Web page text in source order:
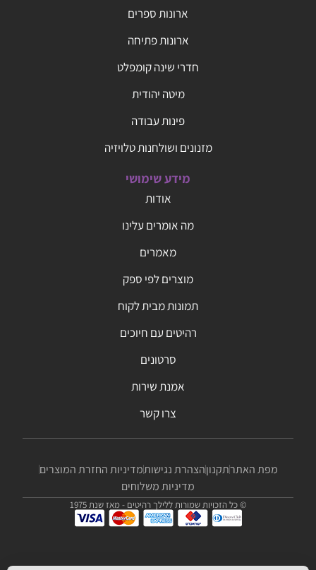
ארונות ספרים
ארונות פתיחה
חדרי שינה קומפלט
מיטה יהודית
פינות עבודה
מזנונים ושולחנות טלויזיה
מידע שימושי
אודות
מה אומרים עלינו
מאמרים
מוצרים לפי ספק
תמונות מבית לקוח
רהיטים עם חיוכים
סרטונים
אמנת שירות
צרו קשר
מפת האתרתקנוןהצהרת נגישותמדיניות החזרת המוצרים
מדיניות משלוחים
© כל הזכויות שמורות ללילך רהיטים - מאז שנת 1975